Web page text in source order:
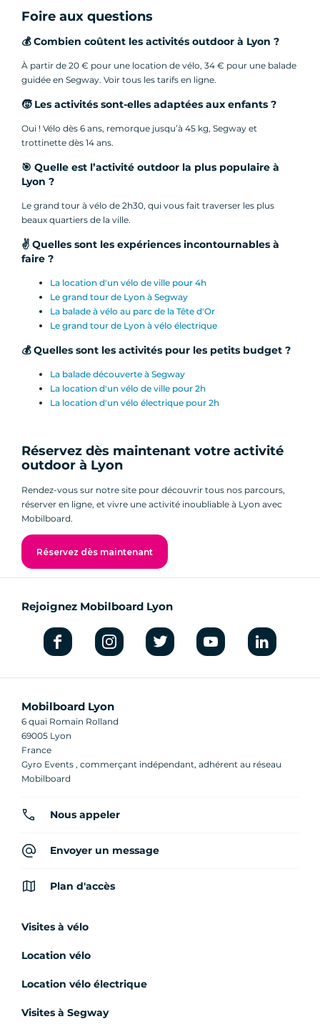
Foire aux questions
💰 Combien coûtent les activités outdoor à Lyon ?
À partir de 20 € pour une location de vélo, 34 € pour une balade
guidée en Segway. Voir tous les tarifs en ligne.
🧒 Les activités sont-elles adaptées aux enfants ?
Oui ! Vélo dès 6 ans, remorque jusqu’à 45 kg, Segway et
trottinette dès 14 ans.
🎯 Quelle est l’activité outdoor la plus populaire à
Lyon ?
Le grand tour à vélo de 2h30, qui vous fait traverser les plus
beaux quartiers de la ville.
✌️ Quelles sont les expériences incontournables à
faire ?
La location d'un vélo de ville pour 4h
Le grand tour de Lyon à Segway
La balade à vélo au parc de la Tête d'Or
Le grand tour de Lyon à vélo électrique
💰 Quelles sont les activités pour les petits budget ?
La balade découverte à Segway
La location d'un vélo de ville pour 2h
La location d'un vélo électrique pour 2h
Réservez dès maintenant votre activité
outdoor à Lyon
Rendez-vous sur notre site pour découvrir tous nos parcours,
réserver en ligne, et vivre une activité inoubliable à Lyon avec
Mobilboard.
Réservez dès maintenant
Rejoignez Mobilboard Lyon
Mobilboard Lyon
6 quai Romain Rolland
69005 Lyon
France
Gyro Events , commerçant indépendant, adhérent au réseau
Mobilboard
Nous appeler
Envoyer un message
Plan d'accès
Visites à vélo
Location vélo
Location vélo électrique
Visites à Segway